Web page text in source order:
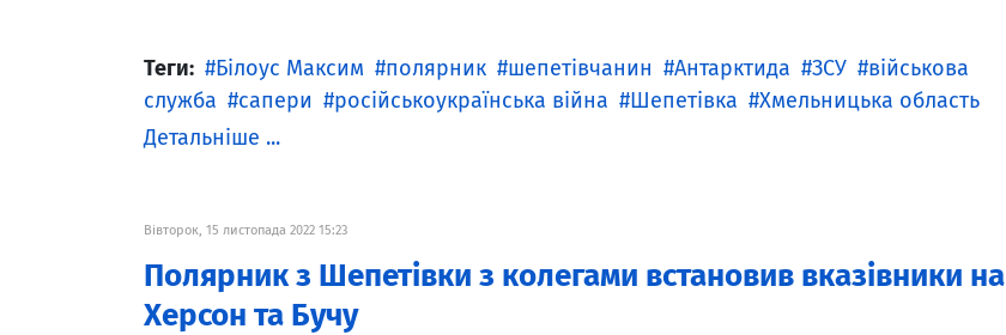
Теги: Білоус Максим полярник шепетівчанин Антарктида ЗСУ
військова
служба
сапери російськоукраїнська війна Шепетівка
Хмельницька область
Детальніше ...
Вівторок, 15 листопада 2022 15:23
Полярник з Шепетівки з колегами встановив вказівники на
Херсон та Бучу